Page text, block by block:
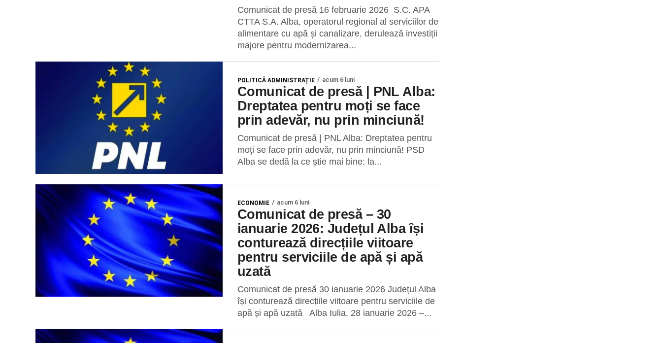
Comunicat de presă 16 februarie 2026 S.C. APA
CTTA S.A. Alba, operatorul regional al serviciilor de
alimentare cu apă și canalizare, derulează investiții
majore pentru modernizarea...
POLITICĂ ADMINISTRAȚIE acum 6 luni
Comunicat de presă | PNL Alba:
Dreptatea pentru moți se face
prin adevăr, nu prin minciună!
Comunicat de presă | PNL Alba: Dreptatea pentru
moți se face prin adevăr, nu prin minciună! PSD
Alba se dedă la ce știe mai bine: la...
ECONOMIE acum 6 luni
Comunicat de presă – 30
ianuarie 2026: Județul Alba își
conturează direcțiile viitoare
pentru serviciile de apă și apă
uzată
Comunicat de presă 30 ianuarie 2026 Județul Alba
își conturează direcțiile viitoare pentru serviciile de
apă și apă uzată Alba Iulia, 28 ianuarie 2026 –...